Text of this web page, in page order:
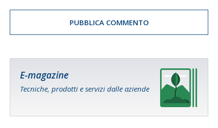
E-magazine
Tecniche, prodotti e servizi dalle aziende